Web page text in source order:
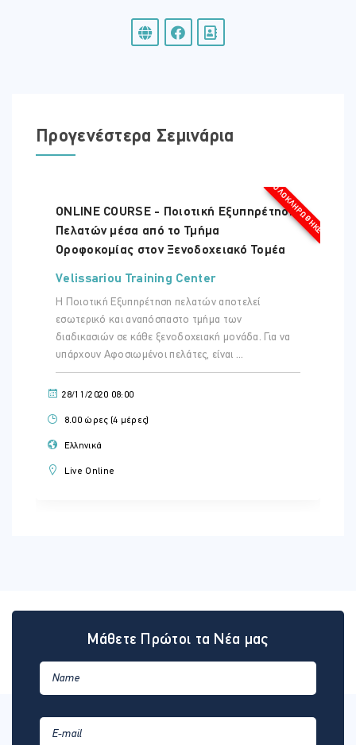
Διοίκησης Επιχειρήσεων σε βραδινά κέντρα επιμόρφωσης
ενηλίκων και είναι Πιστοποιημένη Εκπαιδευτής Επαγγελματικής
Κατάρτισης στην Αρχή Ανθρώπινου Δυναμικού Κύπρου (Αρ.
Προγενέστερα Σεμινάρια
ΟΛΟΚΛΗΡΏΘΗΚΕ
ONLINE COURSE - Ποιοτική Εξυπηρέτηση
Πελατών μέσα από το Τμήμα
Οροφοκομίας στον Ξενοδοχειακό Τομέα
Velissariou Training Center
Η Ποιοτική Εξυπηρέτηση πελατών αποτελεί
εσωτερικό και αναπόσπαστο τμήμα των
διαδικασιών σε κάθε ξενοδοχειακή μονάδα. Για να
υπάρχουν Αφοσιωμένοι πελάτες, είναι ...
28/11/2020 08:00
8.00 ώρες (4 μέρες)
Ελληνικά
Live Online
Μάθετε Πρώτοι τα Νέα μας